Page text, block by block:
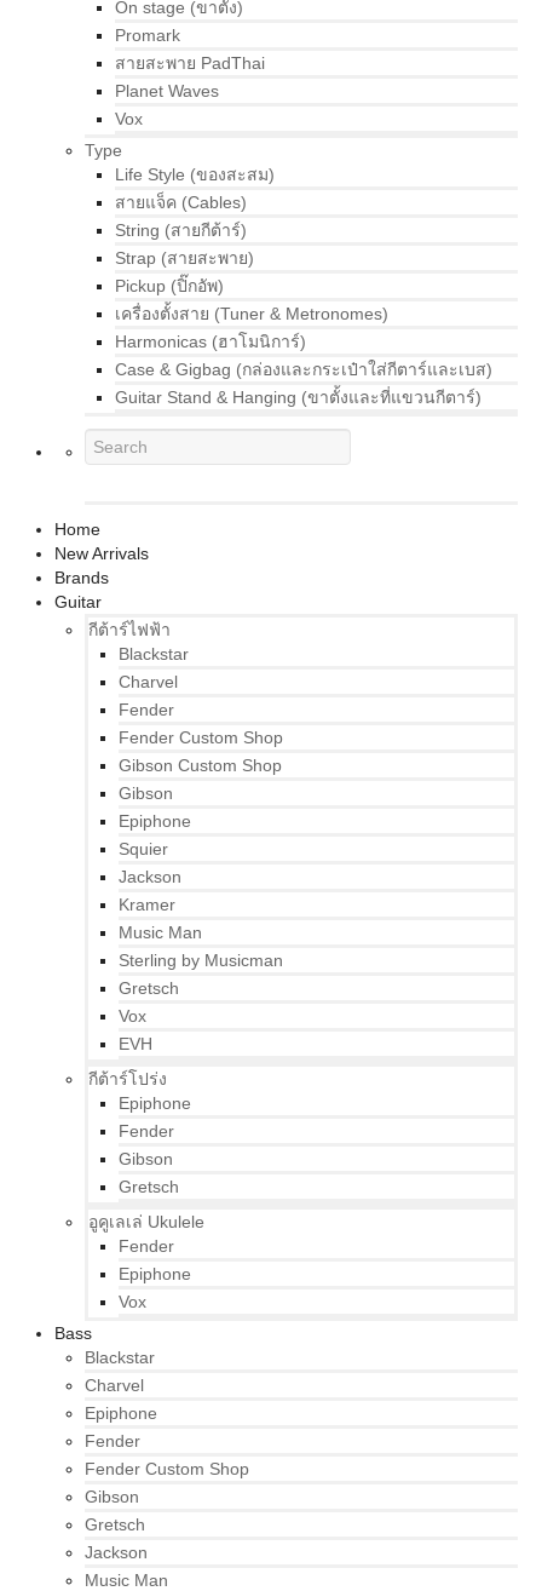
On stage (ขาตั้ง)
Promark
สายสะพาย PadThai
Planet Waves
Vox
Type
Life Style (ของสะสม)
สายแจ็ค (Cables)
String (สายกีต้าร์)
Strap (สายสะพาย)
Pickup (ปิ๊กอัพ)
เครื่องตั้งสาย (Tuner & Metronomes)
Harmonicas (ฮาโมนิการ์)
Case & Gigbag (กล่องและกระเป๋าใส่กีตาร์และเบส)
Guitar Stand & Hanging (ขาตั้งและที่แขวนกีตาร์)
Home
New Arrivals
Brands
Guitar
กีต้าร์ไฟฟ้า
Blackstar
Charvel
Fender
Fender Custom Shop
Gibson Custom Shop
Gibson
Epiphone
Squier
Jackson
Kramer
Music Man
Sterling by Musicman
Gretsch
Vox
EVH
กีต้าร์โปร่ง
Epiphone
Fender
Gibson
Gretsch
อูคูเลเล่ Ukulele
Fender
Epiphone
Vox
Bass
Blackstar
Charvel
Epiphone
Fender
Fender Custom Shop
Gibson
Gretsch
Jackson
Music Man